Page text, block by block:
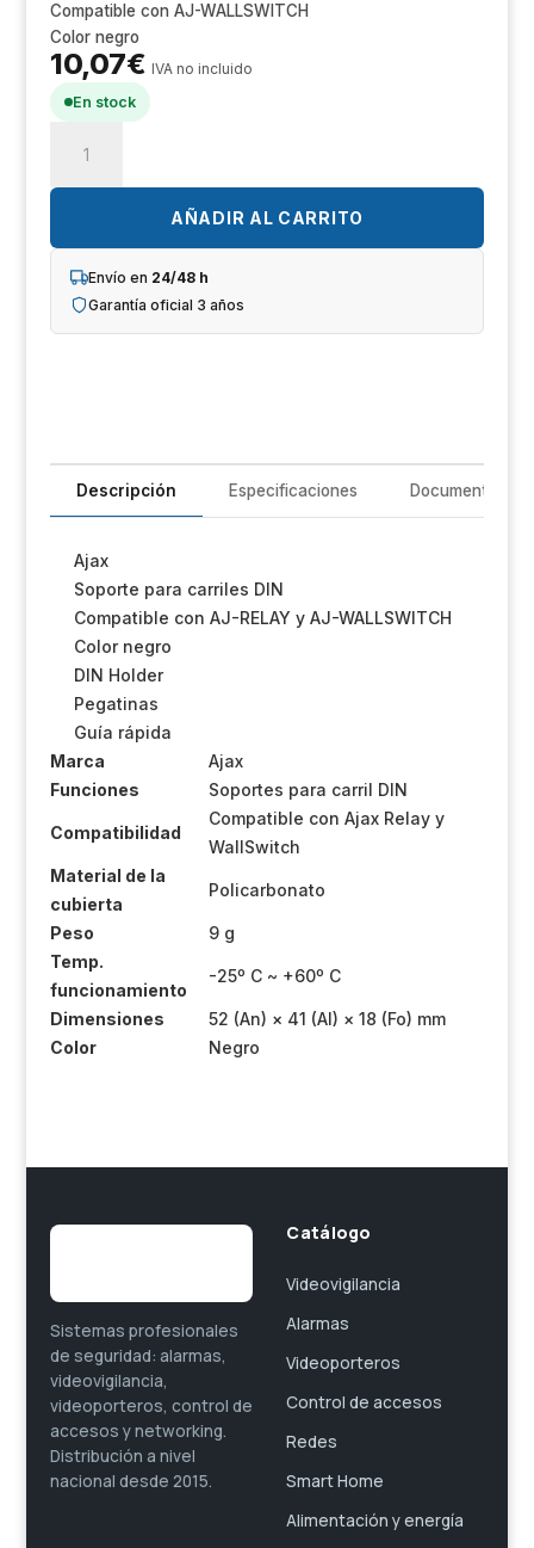
Compatible con AJ-WALLSWITCH
Color negro
10,07€ IVA no incluido
En stock
DINHOLDER
para
carriles
DIN
-
-
Compatible
con
WALLSWITCH
Color
cantidad
AÑADIR AL CARRITO
Envío en 24/48 h
Garantía oficial 3 años
Descripción Especificaciones Documentación
Ajax
Soporte para carriles DIN
Compatible con AJ-RELAY y AJ-WALLSWITCH
Color negro
DIN Holder
Pegatinas
Guía rápida
Marca
Ajax
Funciones
Soportes para carril DIN
Compatibilidad
Compatible con Ajax Relay y
WallSwitch
Material de la
cubierta
Policarbonato
Peso
9 g
Temp.
funcionamiento
-25º C ~ +60º C
Dimensiones
52 (An) × 41 (Al) × 18 (Fo) mm
Color
Negro
Sistemas profesionales
de seguridad: alarmas,
videovigilancia,
videoporteros, control de
accesos y networking.
Distribución a nivel
nacional desde 2015.
Catálogo
Videovigilancia
Alarmas
Videoporteros
Control de accesos
Redes
Smart Home
Alimentación y energía